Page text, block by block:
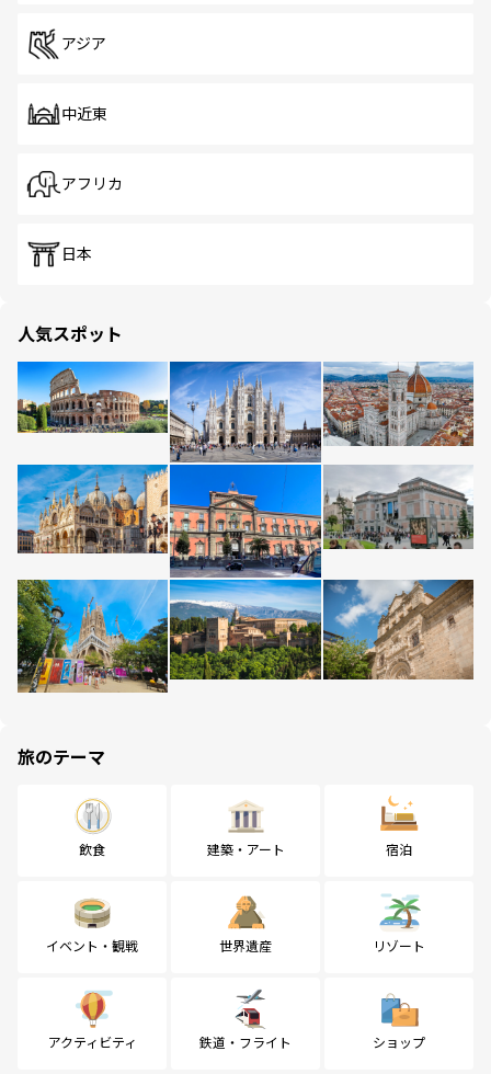
アジア
中近東
アフリカ
日本
人気スポット
旅のテーマ
飲食 建築・アート 宿泊
イベント・観戦 世界遺産 リゾート
アクティビティ 鉄道・フライト ショップ